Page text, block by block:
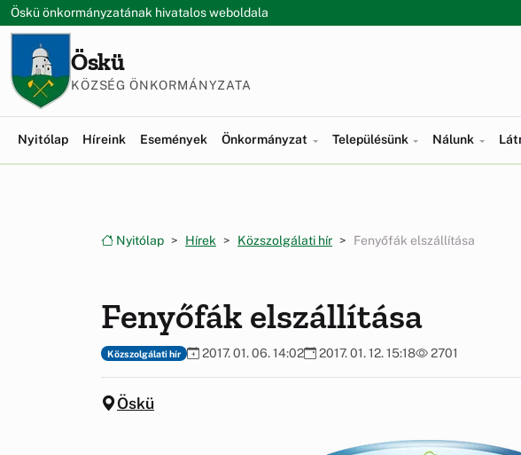
Ugrás a menüre
Ugrás a tartalomra
Öskü önkormányzatának hivatalos weboldala
Öskü
KÖZSÉG ÖNKORMÁNYZATA
Nyitólap Híreink Események Önkormányzat Településünk Nálunk
Nyitólap Hírek Közszolgálati hír Fenyőfák elszállítása
Fenyőfák elszállítása
Közszolgálati hír 2017. 01. 06. 14:02 2017. 01. 12. 15:18 2701
Öskü